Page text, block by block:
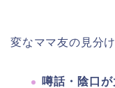
変なママ友の見分
噂話・陰口が